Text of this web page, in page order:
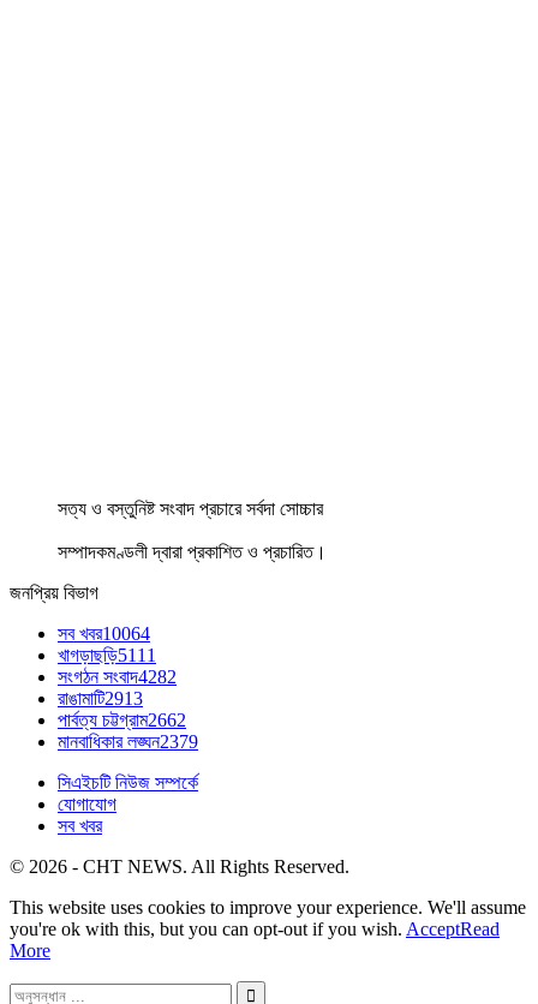
সত্য ও বস্তুনিষ্ট সংবাদ প্রচারে সর্বদা সোচ্চার
সম্পাদকমণ্ডলী দ্বারা প্রকাশিত ও প্রচারিত।
জনপ্রিয় বিভাগ
সব খবর10064
খাগড়াছড়ি5111
সংগঠন সংবাদ4282
রাঙামাটি2913
পার্বত্য চট্টগ্রাম2662
মানবাধিকার লঙ্ঘন2379
সিএইচটি নিউজ সম্পর্কে
যোগাযোগ
সব খবর
© 2026 - CHT NEWS. All Rights Reserved.
This website uses cookies to improve your experience. We'll assume
you're ok with this, but you can opt-out if you wish. AcceptRead
More